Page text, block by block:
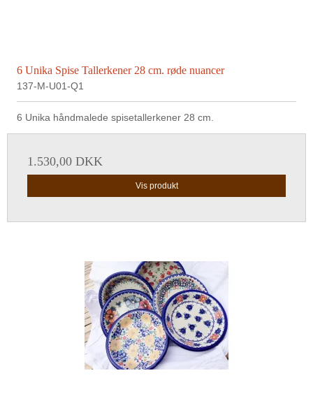
6 Unika Spise Tallerkener 28 cm. røde nuancer
137-M-U01-Q1
6 Unika håndmalede spisetallerkener 28 cm.
1.530,00 DKK
Vis produkt